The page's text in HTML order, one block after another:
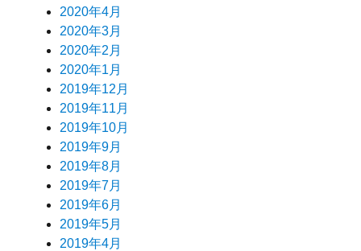
2020年4月
2020年3月
2020年2月
2020年1月
2019年12月
2019年11月
2019年10月
2019年9月
2019年8月
2019年7月
2019年6月
2019年5月
2019年4月